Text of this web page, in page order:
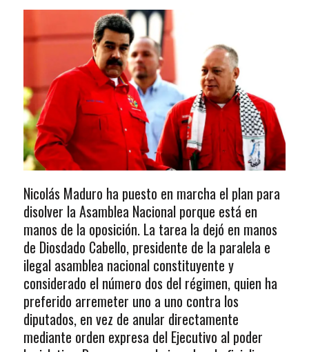
Nicolás Maduro ha puesto en marcha el plan para
disolver la Asamblea Nacional porque está en
manos de la oposición. La tarea la dejó en manos
de Diosdado Cabello, presidente de la paralela e
ilegal asamblea nacional constituyente y
considerado el número dos del régimen, quien ha
preferido arremeter uno a uno contra los
diputados, en vez de anular directamente
mediante orden expresa del Ejecutivo al poder